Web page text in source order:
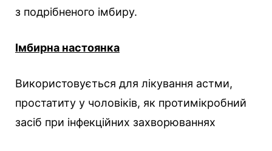
з подрібненого імбиру.
Імбирна настоянка
Використовується для лікування астми,
простатиту у чоловіків, як протимікробний
засіб при інфекційних захворюваннях